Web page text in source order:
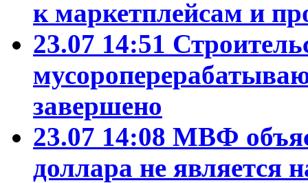
к маркетплейсам и
23.07 14:51
завершено
23.07 14:08 МВФ
доллара не является